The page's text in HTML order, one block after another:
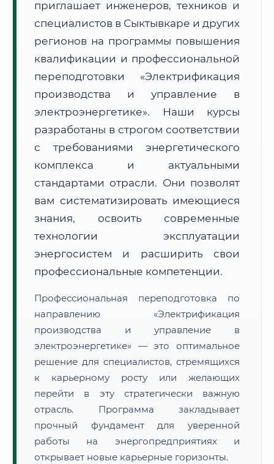
• Маршрут транзита:~1 988 км
📜 Документы и аккредитация ФИС ФРДО
Нажмите на документ для увеличения и просмотра
приглашает инженеров, техников и
специалистов в Сыктывкаре и других
регионов на программы повышения
квалификации и профессиональной
переподготовки «Электрификация
производства и управление в
электроэнергетике». Наши курсы
разработаны в строгом соответствии
с требованиями энергетического
комплекса и актуальными
стандартами отрасли. Они позволят
вам систематизировать имеющиеся
знания, освоить современные
технологии эксплуатации
энергосистем и расширить свои
профессиональные компетенции.
Профессиональная переподготовка по
направлению «Электрификация
производства и управление в
электроэнергетике» — это оптимальное
решение для специалистов, стремящихся
к карьерному росту или желающих
перейти в эту стратегически важную
отрасль. Программа закладывает
прочный фундамент для уверенной
работы на энергопредприятиях и
открывает новые карьерные горизонты.